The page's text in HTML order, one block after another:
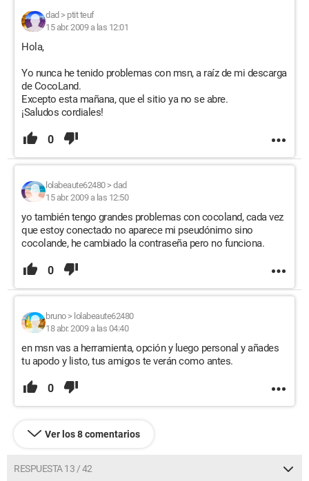
dad > ptit teuf
15 abr. 2009 a las 12:01
Hola,
Yo nunca he tenido problemas con msn, a raíz de mi descarga
de CocoLand.
Excepto esta mañana, que el sitio ya no se abre.
¡Saludos cordiales!
0
lolabeaute62480> dad
15 abr. 2009 a las 12:50
yo también tengo grandes problemas con cocoland, cada vez
que estoy conectado no aparece mi pseudónimo sino
cocolande, he cambiado la contraseña pero no funciona.
0
bruno> lolabeaute62480
18 abr. 2009 a las 04:40
en msn vas a herramienta, opción y luego personal y añades
tu apodo y listo, tus amigos te verán como antes.
0
Ver los 8 comentarios
RESPUESTA 13 / 42